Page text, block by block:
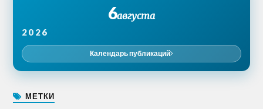
6августа
2026
Календарь публикаций
МЕТКИ